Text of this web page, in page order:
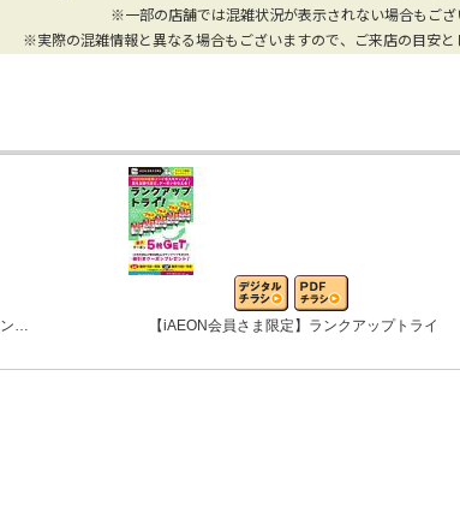
※一部の店舗では混雑状況が表示されない場合もござ
※実際の混雑情報と異なる場合もございますので、ご来店の目安
… 【iAEON会員さま限定】ランクアップトライ